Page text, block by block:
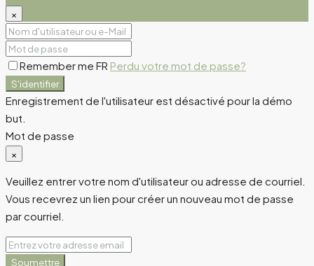
×
Remember me FR Perdu votre mot de passe?
S'identifier
Enregistrement de l'utilisateur est désactivé pour la démo
but.
Mot de passe
×
Veuillez entrer votre nom d'utilisateur ou adresse de courriel.
Vous recevrez un lien pour créer un nouveau mot de passe
par courriel.
Soumettre